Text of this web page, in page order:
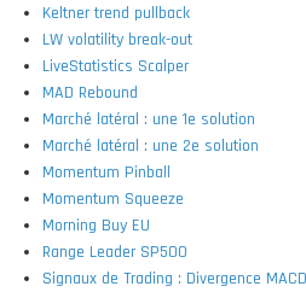
Keltner trend pullback
LW volatility break-out
LiveStatistics Scalper
MAD Rebound
Marché latéral : une 1e solution
Marché latéral : une 2e solution
Momentum Pinball
Momentum Squeeze
Morning Buy EU
Range Leader SP500
Signaux de Trading : Divergence MACD